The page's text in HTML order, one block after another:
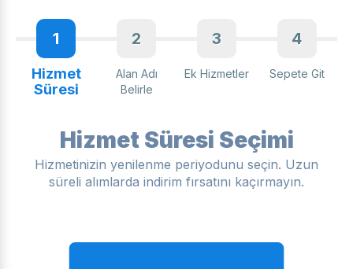
1
Hizmet
Süresi
2
Alan Adı
Belirle
3
Ek Hizmetler
4
Sepete Git
Hizmet Süresi Seçimi
Hizmetinizin yenilenme periyodunu seçin. Uzun
süreli alımlarda indirim fırsatını kaçırmayın.